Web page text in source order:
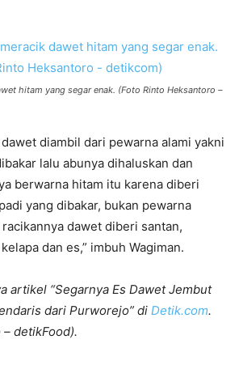
hitam yang segar enak. (Foto Rinto Heksantoro –
diambil dari pewarna alami yakni
lalu abunya dihaluskan dan
berwarna hitam itu karena diberi
yang dibakar, bukan pewarna
dawet diberi santan,
dan es,” imbuh Wagiman.
artikel “Segarnya Es Dawet Jembut
dari Purworejo” di Detik.com.
detikFood).